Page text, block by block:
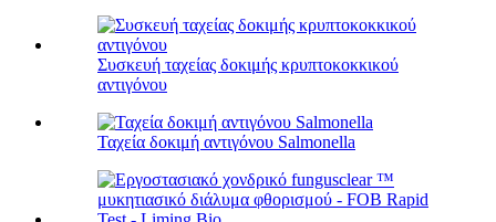
Συσκευή ταχείας δοκιμής κρυπτοκοκκικού
αντιγόνου
Ταχεία δοκιμή αντιγόνου Salmonella